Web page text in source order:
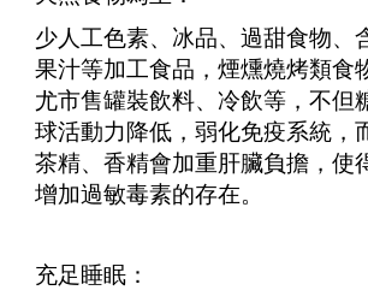
少人工色素、冰品、過甜食物、
果汁等加工食品，煙燻燒烤類食
尤市售罐裝飲料、冷飲等，不但
球活動力降低，弱化免疫系統，
茶精、香精會加重肝臟負擔，使
增加過敏毒素的存在。
充足睡眠：